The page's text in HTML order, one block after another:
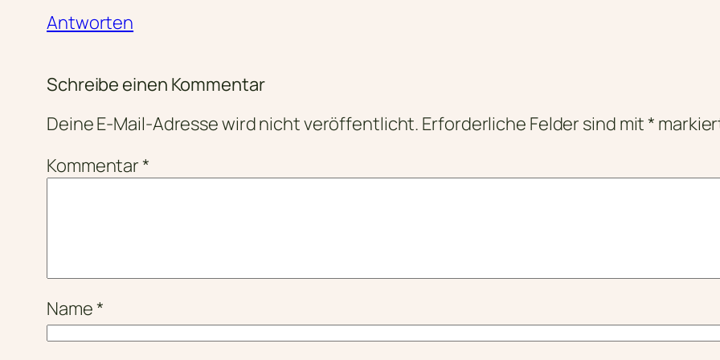
Antworten
Schreibe einen Kommentar
Deine E-Mail-Adresse wird nicht veröffentlicht. Erforderliche Felder sind mit*
Kommentar*
Name*